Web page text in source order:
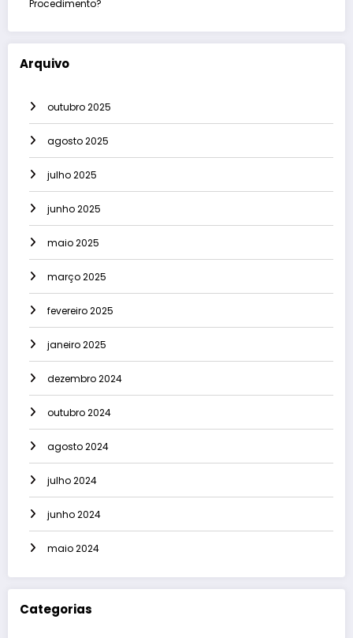
Procedimento?
Arquivo
outubro 2025
agosto 2025
julho 2025
junho 2025
maio 2025
março 2025
fevereiro 2025
janeiro 2025
dezembro 2024
outubro 2024
agosto 2024
julho 2024
junho 2024
maio 2024
Categorias